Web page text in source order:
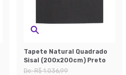
Tapete Natural Quadrado
Sisal (200x200cm) Preto
De:R$ 1.036,99